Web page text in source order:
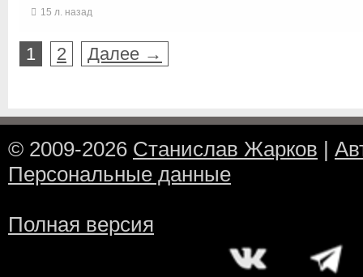
15 л. назад
1 2 Далее →
© 2009-2026 Станислав Жарков |
Персональные данные
Полная версия